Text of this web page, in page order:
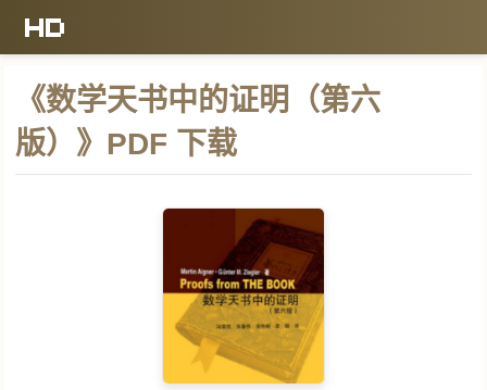
《数学天书中的证明（第六
版）》PDF 下载